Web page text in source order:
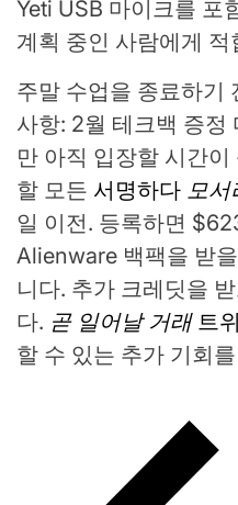
Yeti USB 마이크를 포
계획 중인 사람에게
주말 수업을 종료하기
사항: 2월 테크백 증정
만 아직 입장할 시간
할 모든 서명하다 모서
일 이전. 등록하면
Alienware 백팩을 받
니다. 추가 크레딧을
다. 곧 일어날 거래트
할 수 있는 추가 기회